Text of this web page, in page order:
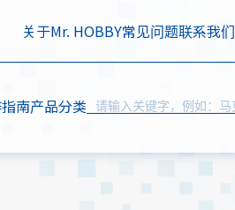
关于Mr. HOBBY常见问题联系我们
南产品分类